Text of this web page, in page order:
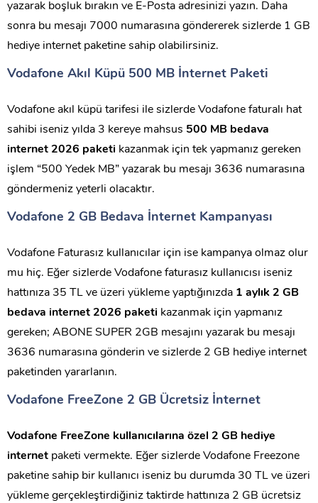
yazarak boşluk bırakın ve E-Posta adresinizi yazın. Daha
sonra bu mesajı 7000 numarasına göndererek sizlerde 1 GB
hediye internet paketine sahip olabilirsiniz.
Vodafone Akıl Küpü 500 MB İnternet Paketi
Vodafone akıl küpü tarifesi ile sizlerde Vodafone faturalı hat
sahibi iseniz yılda 3 kereye mahsus 500 MB bedava
internet 2026 paketi kazanmak için tek yapmanız gereken
işlem “500 Yedek MB” yazarak bu mesajı 3636 numarasına
göndermeniz yeterli olacaktır.
Vodafone 2 GB Bedava İnternet Kampanyası
Vodafone Faturasız kullanıcılar için ise kampanya olmaz olur
mu hiç. Eğer sizlerde Vodafone faturasız kullanıcısı iseniz
hattınıza 35 TL ve üzeri yükleme yaptığınızda 1 aylık 2 GB
bedava internet 2026 paketi kazanmak için yapmanız
gereken; ABONE SUPER 2GB mesajını yazarak bu mesajı
3636 numarasına gönderin ve sizlerde 2 GB hediye internet
paketinden yararlanın.
Vodafone FreeZone 2 GB Ücretsiz İnternet
Vodafone FreeZone kullanıcılarına özel 2 GB hediye
internet paketi vermekte. Eğer sizlerde Vodafone Freezone
paketine sahip bir kullanıcı iseniz bu durumda 30 TL ve üzeri
yükleme gerçekleştirdiğiniz taktirde hattınıza 2 GB ücretsiz